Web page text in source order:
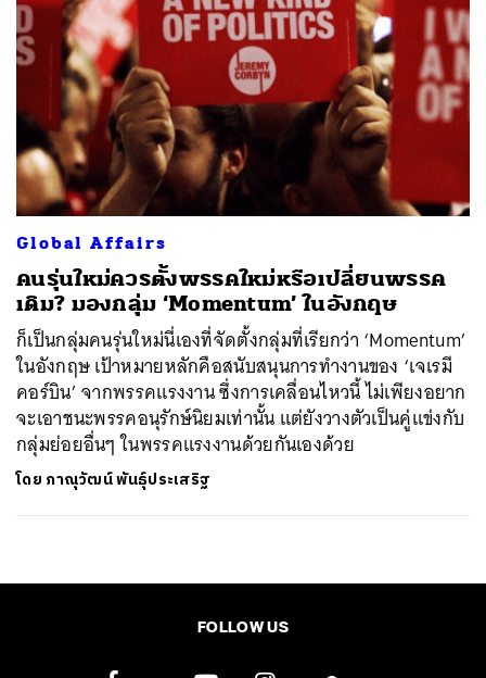
Global Affairs
คนรุ่นใหม่ควรตั้งพรรคใหม่หรือเปลี่ยนพรรค
เดิม? มองกลุ่ม ‘Momentum’ ในอังกฤษ
ก็เป็นกลุ่มคนรุ่นใหม่นี่เองที่จัดตั้งกลุ่มที่เรียกว่า ‘Momentum’
ในอังกฤษ เป้าหมายหลักคือสนับสนุนการทำงานของ ‘เจเรมี
คอร์บิน’ จากพรรคแรงงาน ซึ่งการเคลื่อนไหวนี้ ไม่เพียงอยาก
จะเอาชนะพรรคอนุรักษ์นิยมเท่านั้น แต่ยังวางตัวเป็นคู่แข่งกับ
กลุ่มย่อยอื่นๆ ในพรรคแรงงานด้วยกันเองด้วย
โดย ภาณุวัฒน์ พันธุ์ประเสริฐ
FOLLOW US